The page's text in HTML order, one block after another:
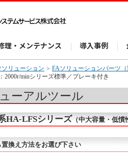
理・メンテナンス 導入事例
リューション
FAソリューションパーツ
2000r/minシリーズ標準／ブレーキ付き
ーアルツール
HA-LFSシリーズ （中大容量・低
換え方法をお選び下さい